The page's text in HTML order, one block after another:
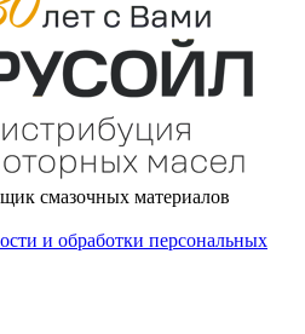
смазочных материалов
и обработки персональных